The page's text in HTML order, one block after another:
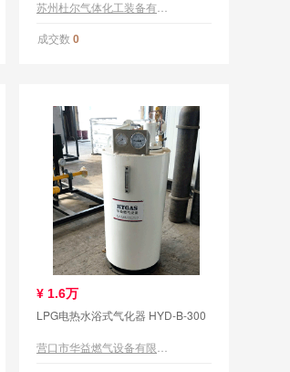
成交数 0
¥ 1.6万
LPG电热水浴式气化器 HYD-B-300